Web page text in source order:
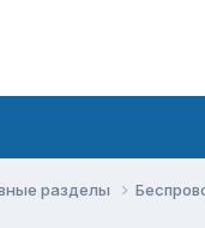
разделы